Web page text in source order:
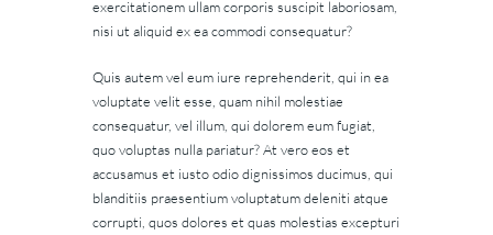
exercitationem ullam corporis suscipit laboriosam,
nisi ut aliquid ex ea commodi consequatur?
Quis autem vel eum iure reprehenderit, qui in ea
voluptate velit esse, quam nihil molestiae
consequatur, vel illum, qui dolorem eum fugiat,
quo voluptas nulla pariatur? At vero eos et
accusamus et iusto odio dignissimos ducimus, qui
blanditiis praesentium voluptatum deleniti atque
corrupti, quos dolores et quas molestias excepturi